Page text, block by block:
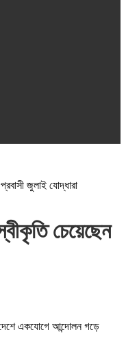
জুলাই যোদ্ধারা
চেয়েছেন
একযোগে আন্দোলন গড়ে